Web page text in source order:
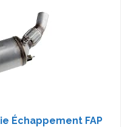
Échappement FAP